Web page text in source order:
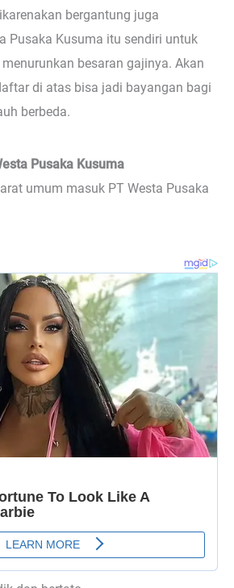
bergantung juga
Pusaka Kusuma itu sendiri untuk
besaran gajinya. Akan
di atas bisa jadi bayangan bagi
berbeda.
Pusaka Kusuma
umum masuk PT Westa Pusaka